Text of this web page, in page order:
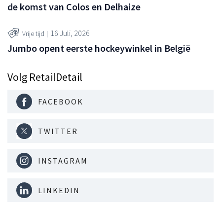
de komst van Colos en Delhaize
Vrije tijd 16 Juli, 2026
Jumbo opent eerste hockeywinkel in België
Volg RetailDetail
FACEBOOK
TWITTER
INSTAGRAM
LINKEDIN